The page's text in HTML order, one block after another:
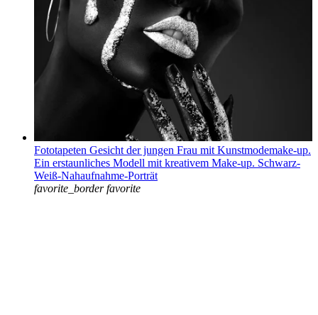
Fototapeten Gesicht der jungen Frau mit Kunstmodemake-up.
Ein erstaunliches Modell mit kreativem Make-up. Schwarz-
Weiß-Nahaufnahme-Porträt
favorite_border favorite